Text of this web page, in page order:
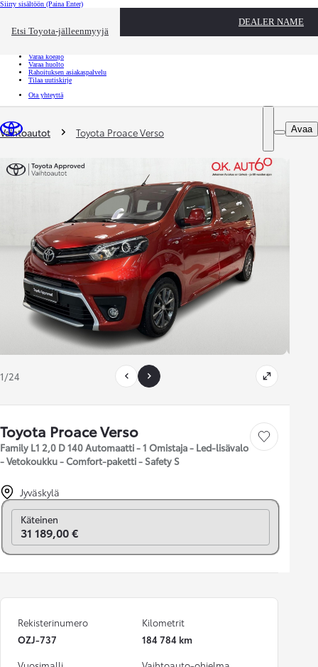
Siirry sisältöön (Paina Enter)
Etsi Toyota-jälleenmyyjä
DEALER NAME
Toyota palvelee Sulje
Varaa koeajo
Varaa huolto
Rahoituksen asiakaspalvelu
Tilaa uutiskirje
Ota yhteyttä
Avaa
Olet täällä
Vaihtoautot Toyota Proace Verso
1/24
Toyota Proace Verso
Family L1 2,0 D 140 Automaatti - 1 Omistaja - Led-lisävalo
- Vetokoukku - Comfort-paketti - Safety S
Tallenna auto
Jyväskylä
Vaihda rahoitukseen
Käteinen
31 189,00 €
Rekisterinumero
OZJ-737
Kilometrit
184 784 km